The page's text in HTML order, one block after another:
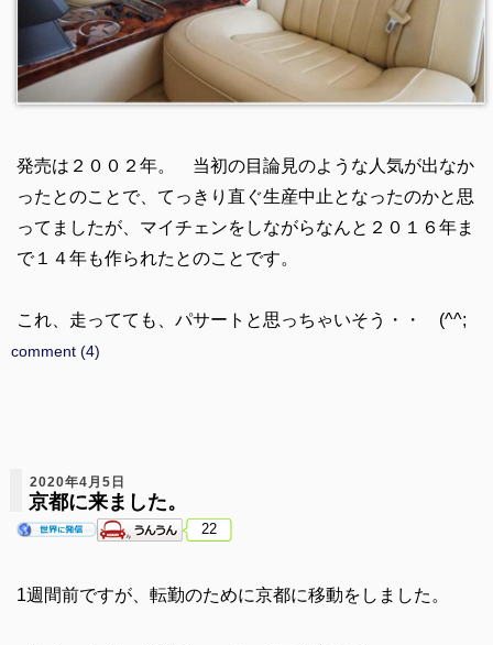
発売は２００２年。 当初の目論見のような人気が出なか
ったとのことで、てっきり直ぐ生産中止となったのかと思
ってましたが、マイチェンをしながらなんと２０１６年ま
で１４年も作られたとのことです。
これ、走ってても、パサートと思っちゃいそう・・ (^^;
comment (4)
2020年4月5日
京都に来ました。
22
1週間前ですが、転勤のために京都に移動をしました。